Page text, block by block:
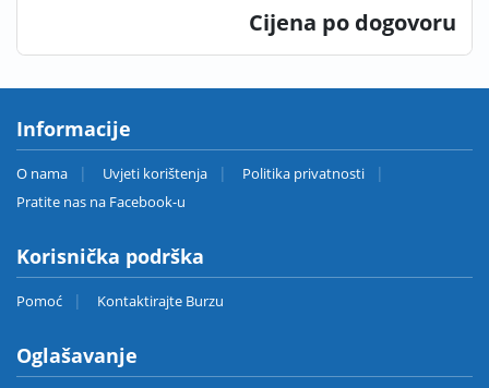
Cijena po dogovoru
Informacije
O nama Uvjeti korištenja
Politika privatnosti
Pratite nas na Facebook-u
Korisnička podrška
Pomoć Kontaktirajte Burzu
Oglašavanje